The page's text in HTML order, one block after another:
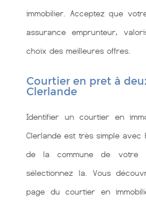
immobilier. Acceptez que
assurance emprunteur,
choix des meilleures offres.
Courtier en pret à
Clerlande
Identifier un courtier en
Clerlande est très simple avec
de la commune de votre
sélectionnez la. Vous
page du courtier en